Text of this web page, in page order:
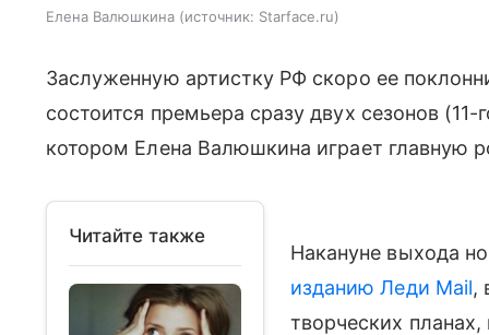
Елена Валюшкина источник: Starface.ru
Заслуженную артистку РФ скоро ее
состоится премьера сразу двух сезонов (11-
котором Елена Валюшкина играет главную
Читайте также
Накануне выхода
изданию Леди Mail,
творческих